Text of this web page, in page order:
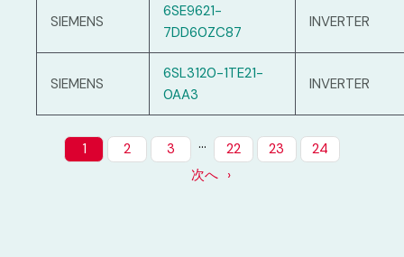
SIEMENS
6SE9621-
7DD60ZC87
INVERTER
SIEMENS
6SL3120-1TE21-
0AA3
INVERTER
1 2 3 … 22 23
24
次へ